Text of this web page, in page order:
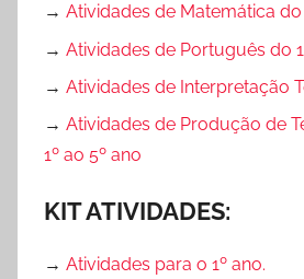
→ Atividades de Matemática do
→ Atividades de Português do
→ Atividades de Interpretação
→ Atividades de Produção de
1º ao 5º ano
KIT ATIVIDADES:
→ Atividades para o 1º ano.